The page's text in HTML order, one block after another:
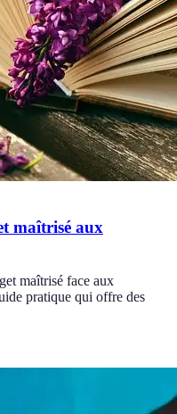
maîtrisé aux
maîtrisé face aux
pratique qui offre des